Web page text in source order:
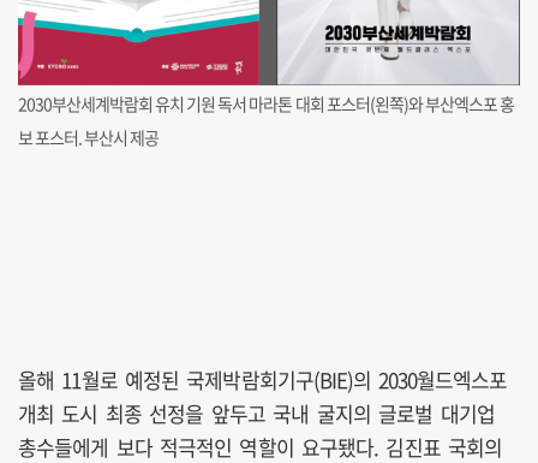
2030부산세계박람회 유치 기원 독서 마라톤 대회 포스터(왼쪽)와 부산엑스포 홍
보 포스터. 부산시 제공
올해 11월로 예정된 국제박람회기구(BIE)의 2030월드엑스포
개최 도시 최종 선정을 앞두고 국내 굴지의 글로벌 대기업
총수들에게 보다 적극적인 역할이 요구됐다. 김진표 국회의